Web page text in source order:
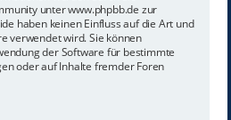
unter www.phpbb.de zur
haben keinen Einfluss auf die Art und
verwendet wird. Sie können
der Software für bestimmte
oder auf Inhalte fremder Foren